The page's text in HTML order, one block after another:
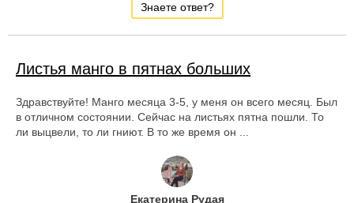
Знаете ответ?
Листья манго в пятнах больших
Здравствуйте! Манго месяца 3-5, у меня он всего месяц. Был
в отличном состоянии. Сейчас на листьях пятна пошли. То
ли выцвели, то ли гниют. В то же время он ...
Екатерина Рудая